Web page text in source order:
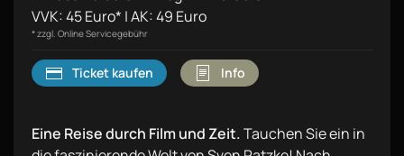
VVK: 45 Euro* | AK: 49 Euro
* zzgl. Online Servicegebühr
Ticket kaufen Info
Eine Reise durch Film und Zeit.Tauchen Sie ein in